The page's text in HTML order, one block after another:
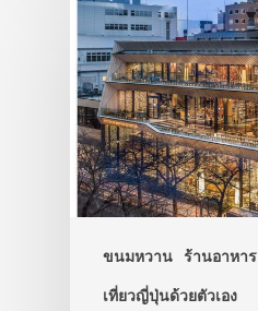
ขนมหวาน ร้านอาหาร
เที่ยวญี่ปุ่นด้วยตัวเอง